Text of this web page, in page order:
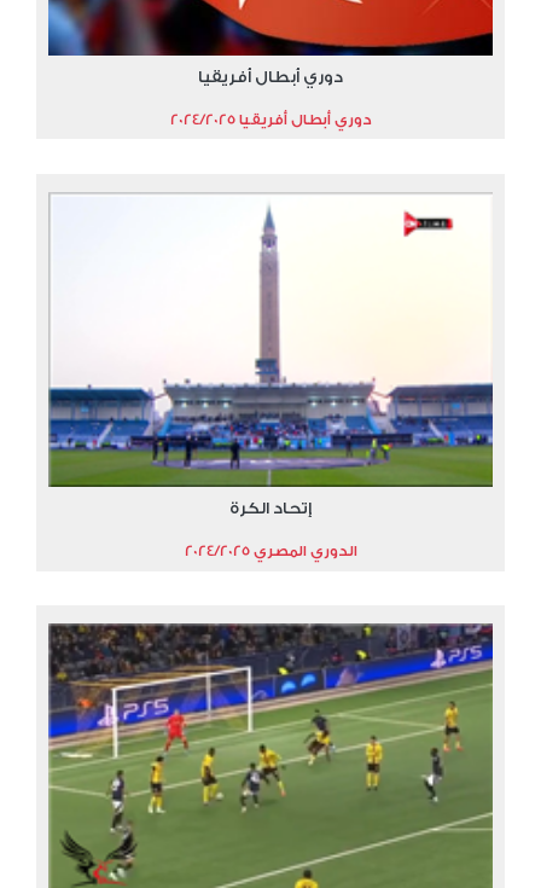
دوري أبطال أفريقيا
دوري أبطال أفريقيا 2024/2025
إتحاد الكرة
الدوري المصري 2024/2025